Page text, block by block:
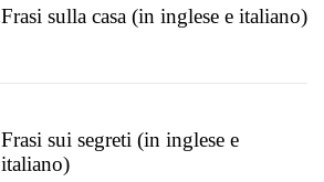
Frasi sulla casa (in inglese e italiano)
Frasi sui segreti (in inglese e
italiano)